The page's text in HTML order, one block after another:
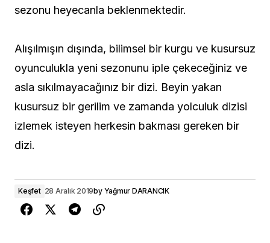
sezonu heyecanla beklenmektedir.
Alışılmışın dışında, bilimsel bir kurgu ve kusursuz
oyunculukla yeni sezonunu iple çekeceğiniz ve
asla sıkılmayacağınız bir dizi. Beyin yakan
kusursuz bir gerilim ve zamanda yolculuk dizisi
izlemek isteyen herkesin bakması gereken bir
dizi.
Keşfet 28 Aralık 2019by Yağmur DARANCIK